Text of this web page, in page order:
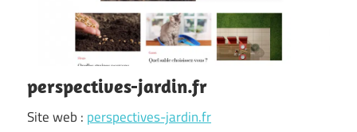
perspectives-jardin.fr
Site web : perspectives-jardin.fr